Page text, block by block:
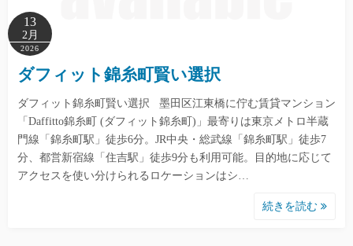
13
2月
2026
ダフィット錦糸町賢い選択
ダフィット錦糸町賢い選択 墨田区江東橋に佇む賃貸マンション
「Daffitto錦糸町 (ダフィット錦糸町)」最寄りは東京メトロ半蔵
門線「錦糸町駅」徒歩6分。JR中央・総武線「錦糸町駅」徒歩7
分、都営新宿線「住吉駅」徒歩9分も利用可能。目的地に応じて
アクセスを使い分けられるロケーションはシ…
続きを読む